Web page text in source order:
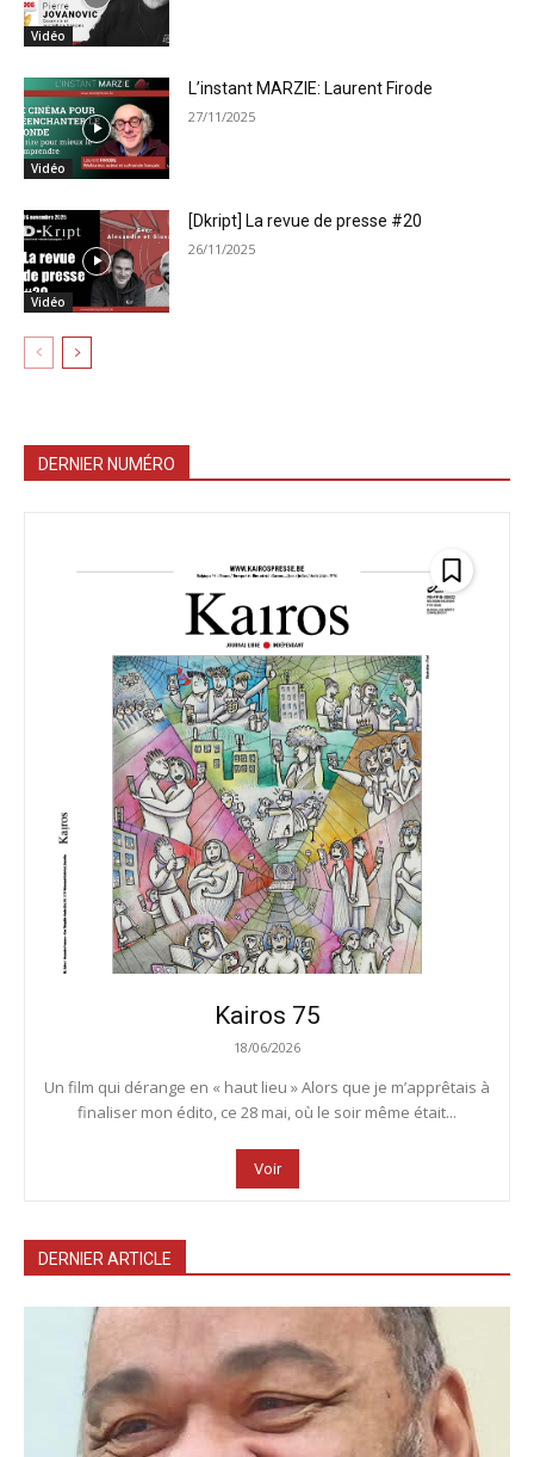
Vidéo
Vidéo
L’instant MARZIE: Laurent Firode
27/11/2025
Vidéo
[Dkript] La revue de presse #20
26/11/2025
DERNIER NUMÉRO
Kairos 75
18/06/2026
Un film qui dérange en « haut lieu » Alors que je m’apprêtais à
finaliser mon édito, ce 28 mai, où le soir même était...
Voir
DERNIER ARTICLE